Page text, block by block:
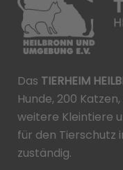
Das TIERHEIM
Hunde, 200
weitere Kleintiere
für den Tierschutz
zuständig.